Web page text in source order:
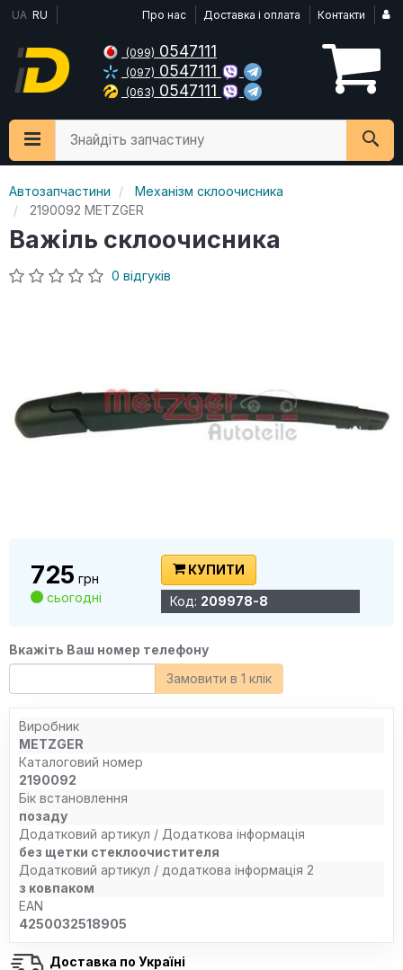
UA RU Про нас Доставка і оплата Контакти
(099) 0547111
(097) 0547111
(063) 0547111
Знайдіть запчастину
Автозапчастини
Механізм склоочисника
2190092 METZGER
Важіль склоочисника
0 відгуків
725 грн
сьогодні
КУПИТИ
Код: 209978-8
Вкажіть Ваш номер телефону
Замовити в 1 клік
Виробник
METZGER
Каталоговий номер
2190092
Бік встановлення
позаду
Додатковий артикул / Додаткова інформація
без щетки стеклоочистителя
Додатковий артикул / додаткова інформація 2
з ковпаком
EAN
4250032518905
Доставка по Україні